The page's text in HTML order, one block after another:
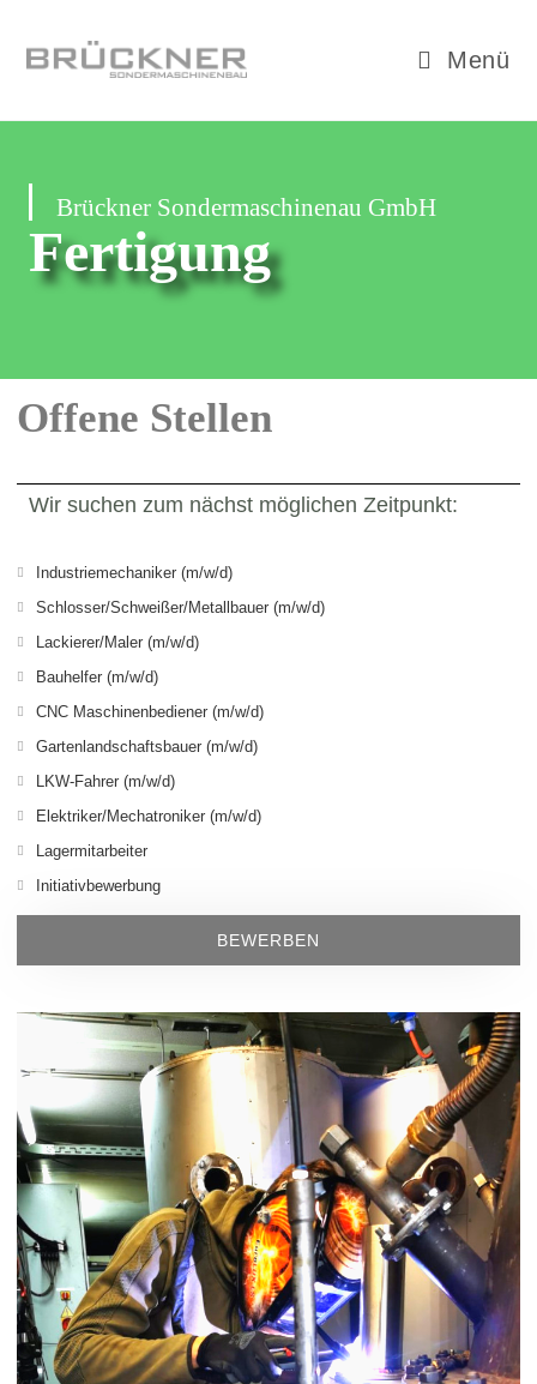
Menü
Brückner Sondermaschinenau GmbH
Fertigung
Offene Stellen
Wir suchen zum nächst möglichen Zeitpunkt:
Industriemechaniker (m/w/d)
Schlosser/Schweißer/Metallbauer (m/w/d)
Lackierer/Maler (m/w/d)
Bauhelfer (m/w/d)
CNC Maschinenbediener (m/w/d)
Gartenlandschaftsbauer (m/w/d)
LKW-Fahrer (m/w/d)
Elektriker/Mechatroniker (m/w/d)
Lagermitarbeiter
Initiativbewerbung
BEWERBEN